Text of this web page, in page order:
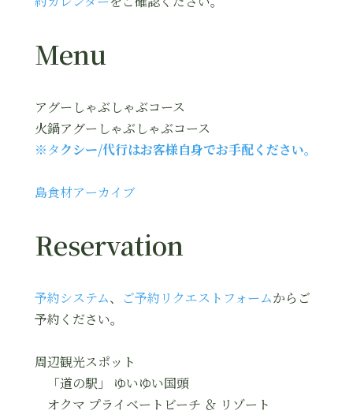
Menu
アグーしゃぶしゃぶコース
火鍋アグーしゃぶしゃぶコース
※タクシー/代行はお客様自身でお手配ください。
島食材アーカイブ
Reservation
予約システム、 ご予約リクエストフォームからご
予約ください。
周辺観光スポット
「道の駅」 ゆいゆい国頭
オクマ プライベートビーチ ＆ リゾート